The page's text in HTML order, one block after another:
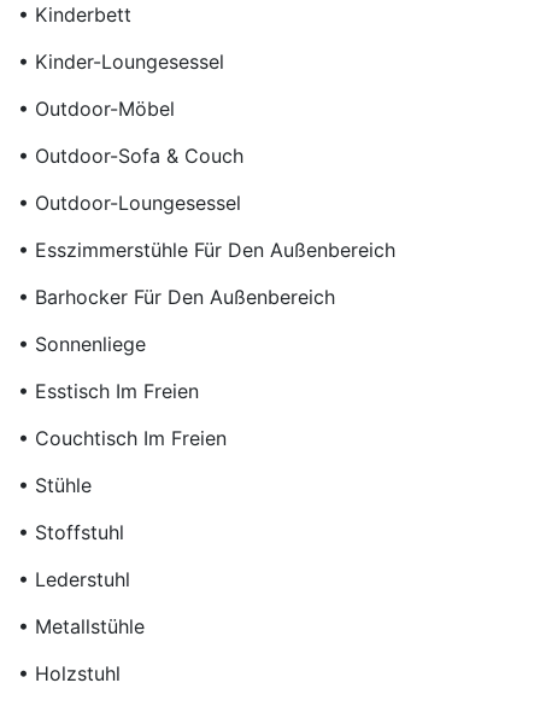
• Kinderbett
• Kinder-Loungesessel
• Outdoor-Möbel
• Outdoor-Sofa & Couch
• Outdoor-Loungesessel
• Esszimmerstühle Für Den Außenbereich
• Barhocker Für Den Außenbereich
• Sonnenliege
• Esstisch Im Freien
• Couchtisch Im Freien
• Stühle
• Stoffstuhl
• Lederstuhl
• Metallstühle
• Holzstuhl